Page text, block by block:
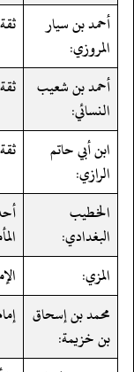
أحمد بن سيار
المروزي:
أحمد بن شعيب
النسائي:
ابن أبي حاتم
الرازي:
الخطيب
البغدادي:
المزي:
محمد بن إسحاق
بن خزيمة: